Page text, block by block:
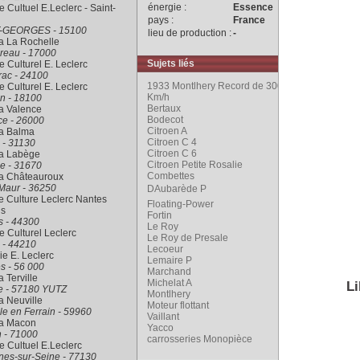
énergie :
Essence
pays :
France
lieu de production :-
Sujets liés
1933 Montlhery Record de 300 000 Km à 93
Km/h
Bertaux
Bodecot
Citroen A
Citroen C 4
Citroen C 6
Citroen Petite Rosalie
Combettes
DAubarède P
Floating-Power
Fortin
Le Roy
Le Roy de Presale
Lecoeur
Lemaire P
Marchand
Michelat A
Montlhery
Moteur flottant
Vaillant
Yacco
carrosseries Monopièce
Cultuel E.Leclerc - Saint-
GEORGES - 15100
La Rochelle
- 17000
Culturel E. Leclerc
- 24100
Culturel E. Leclerc
- 18100
Valence
- 26000
Balma
- 31130
Labège
- 31670
Châteauroux
- 36250
Culture Leclerc Nantes
- 44300
Culturel Leclerc
- 44210
E. Leclerc
- 56 000
Terville
- 57180 YUTZ
Neuville
en Ferrain - 59960
Macon
- 71000
Cultuel E.Leclerc
sur-Seine - 77130